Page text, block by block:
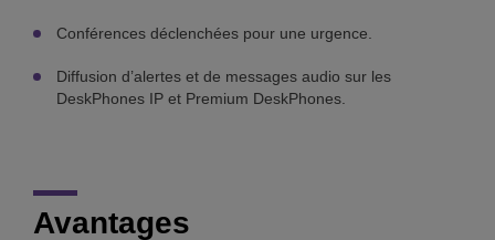
Conférences déclenchées pour une urgence.
Diffusion d’alertes et de messages audio sur les
DeskPhones IP et Premium DeskPhones.
Avantages